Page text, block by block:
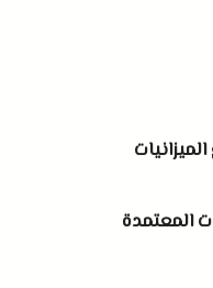
المعتمدة